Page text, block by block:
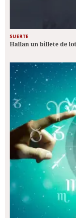
SUERTE
Hallan un billete de